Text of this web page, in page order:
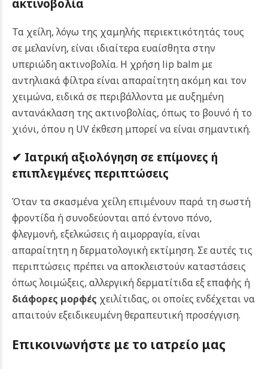
ακτινοβολία
Τα χείλη, λόγω της χαμηλής περιεκτικότητάς τους
σε μελανίνη, είναι ιδιαίτερα ευαίσθητα στην
υπεριώδη ακτινοβολία. Η χρήση lip balm με
αντηλιακά φίλτρα είναι απαραίτητη ακόμη και τον
χειμώνα, ειδικά σε περιβάλλοντα με αυξημένη
αντανάκλαση της ακτινοβολίας, όπως το βουνό ή το
χιόνι, όπου η UV έκθεση μπορεί να είναι σημαντική.
✔ Ιατρική αξιολόγηση σε επίμονες ή
επιπλεγμένες περιπτώσεις
Όταν τα σκασμένα χείλη επιμένουν παρά τη σωστή
φροντίδα ή συνοδεύονται από έντονο πόνο,
φλεγμονή, εξελκώσεις ή αιμορραγία, είναι
απαραίτητη η δερματολογική εκτίμηση. Σε αυτές τις
περιπτώσεις πρέπει να αποκλειστούν καταστάσεις
όπως λοιμώξεις, αλλεργική δερματίτιδα εξ επαφής ή
διάφορες μορφές χειλίτιδας, οι οποίες ενδέχεται να
απαιτούν εξειδικευμένη θεραπευτική προσέγγιση.
Επικοινωνήστε με το ιατρείο μας